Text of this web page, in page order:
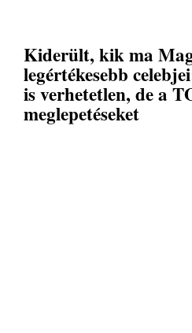
Kiderült, kik ma
legértékesebb
is verhetetlen, de a
meglepetéseket